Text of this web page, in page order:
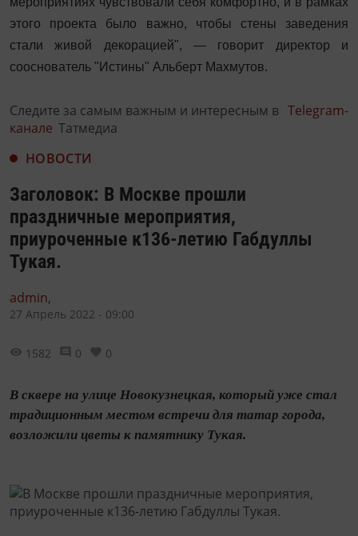
этого проекта было важно, чтобы стены заведения
стали живой декорацией", — говорит директор и
сооснователь "Истины" Альберт Махмутов.
Следите за самым важным и интересным в Telegram-
канале Татмедиа
НОВОСТИ
Заголовок: В Москве прошли
праздничные мероприятия,
приуроченные к136-летию Габдуллы
Тукая.
admin,
27 Апрель 2022 - 09:00
1582 0 0
В сквере на улице Новокузнецкая, который уже стал
традиционным местом встречи для татар города,
возложили цветы к памятнику Тукая.